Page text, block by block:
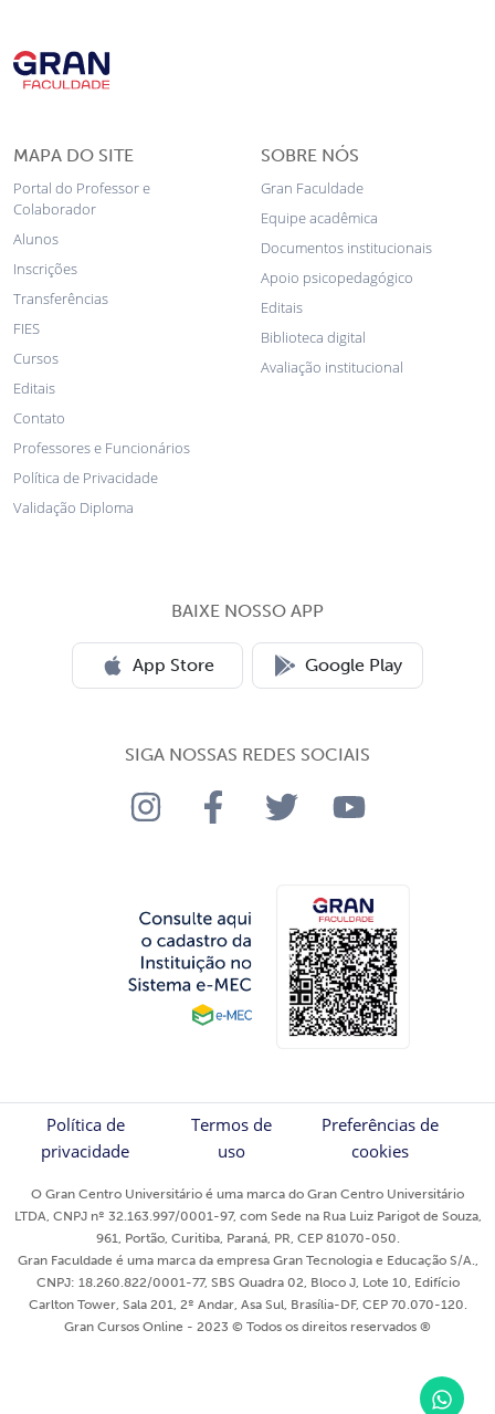
MAPA DO SITE
Portal do Professor e
Colaborador
Alunos
Inscrições
Transferências
FIES
Cursos
Editais
Contato
Professores e Funcionários
Política de Privacidade
Validação Diploma
SOBRE NÓS
Gran Faculdade
Equipe acadêmica
Documentos institucionais
Apoio psicopedagógico
Editais
Biblioteca digital
Avaliação institucional
BAIXE NOSSO APP
App Store Google Play
SIGA NOSSAS REDES SOCIAIS
Política de
privacidade
Termos de
uso
Preferências de
cookies
O Gran Centro Universitário é uma marca do Gran Centro Universitário
LTDA, CNPJ nº 32.163.997/0001-97, com Sede na Rua Luiz Parigot de Souza,
961, Portão, Curitiba, Paraná, PR, CEP 81070-050.
Gran Faculdade é uma marca da empresa Gran Tecnologia e Educação S/A.,
CNPJ: 18.260.822/0001-77, SBS Quadra 02, Bloco J, Lote 10, Edifício
Carlton Tower, Sala 201, 2º Andar, Asa Sul, Brasília-DF, CEP 70.070-120.
Gran Cursos Online - 2023 © Todos os direitos reservados ®